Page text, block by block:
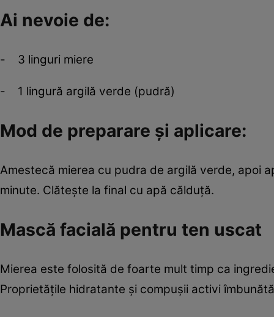
Ai nevoie de:
- 3 linguri miere
- 1 lingură argilă verde (pudră)
Mod de preparare şi aplicare:
Amestecă mierea cu pudra de argilă verde, apoi
minute. Clăteşte la final cu apă călduţă.
Mască facială pentru ten uscat
Mierea este folosită de foarte mult timp ca
Proprietăţile hidratante şi compuşii activi